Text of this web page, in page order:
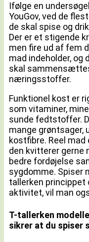
Ifølge en
YouGov, ved de
de skal spise og
Der er et stigende
men fire ud af fem
mad indeholder, og
skal
næringsstoffer.
Funktionel kost er
som vitaminer,
sunde fedtstoffer.
mange grøntsager,
kostfibre. Reel
den kvitterer gerne
bedre fordøjelse
sygdomme. Spiser
tallerken princippet
aktivitet, vil man
T-tallerken
sikrer at du spiser